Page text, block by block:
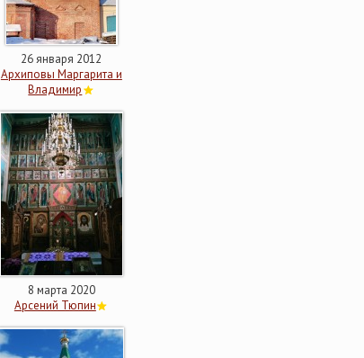
26 января 2012
Архиповы Маргарита и
Владимир
8 марта 2020
Арсений Тюпин